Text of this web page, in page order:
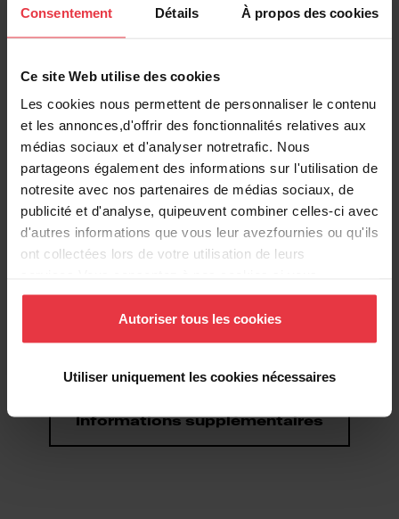
Consentement Détails À propos des cookies
Ce site Web utilise des cookies
Les cookies nous permettent de personnaliser le contenu
et les annonces,d'offrir des fonctionnalités relatives aux
médias sociaux et d'analyser notretrafic. Nous
partageons également des informations sur l'utilisation de
notresite avec nos partenaires de médias sociaux, de
publicité et d'analyse, quipeuvent combiner celles-ci avec
d'autres informations que vous leur avezfournies ou qu'ils
ont collectées lors de votre utilisation de leurs
continuez à utiliser notre site Web.
Autoriser tous les cookies
Utiliser uniquement les cookies nécessaires
Informations produits
Information produit
EAN/UPC 7612985986588
Nombre de cuvettes
Informations supplémentaires